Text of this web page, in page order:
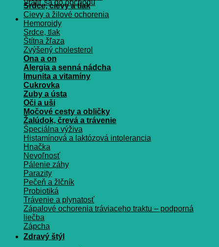
Vrátiť sa do obchodu
Srdce, cievy a tlak
Cievy a žilové ochorenia
Hemoroidy
Srdce, tlak
Štítna žľaza
Zvýšený cholesterol
Ona a on
Alergia a senná nádcha
Imunita a vitamíny
Cukrovka
Zuby a ústa
Oči a uši
Močové cesty a obličky
Žalúdok, črevá a trávenie
Špeciálna výživa
Histamínová a laktózová intolerancia
Hnačka
Nevoľnosť
Pálenie záhy
Parazity
Pečeň a žlčník
Probiotiká
Trávenie a plynatosť
Zápalové ochorenia tráviaceho traktu – podporná
liečba
Zápcha
Zdravý štýl